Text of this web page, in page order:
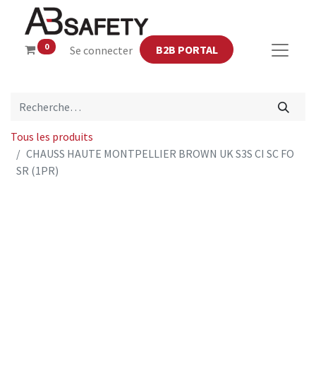
0 Se connecter B2B PORTAL
Tous les produits
CHAUSS HAUTE MONTPELLIER BROWN UK S3S CI SC FO
SR (1PR)